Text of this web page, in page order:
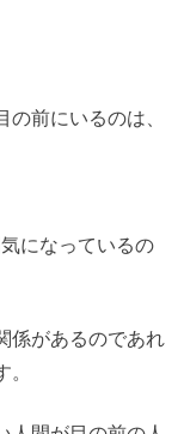
前にいるのは、
になっているの
係があるのであれ